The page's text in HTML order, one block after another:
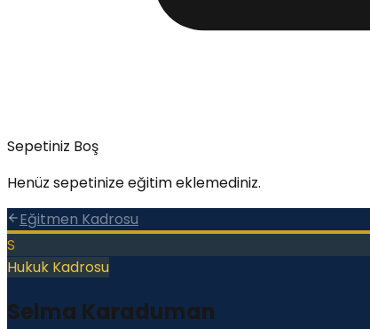
Sepetiniz Boş
Henüz sepetinize eğitim eklemediniz.
Eğitmen Kadrosu
S
Hukuk Kadrosu
Selma Karaduman